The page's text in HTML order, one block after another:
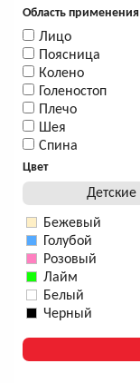
Область применения
Лицо
Поясница
Колено
Голеностоп
Плечо
Шея
Спина
Цвет
Детские
Бежевый
Голубой
Розовый
Лайм
Белый
Черный